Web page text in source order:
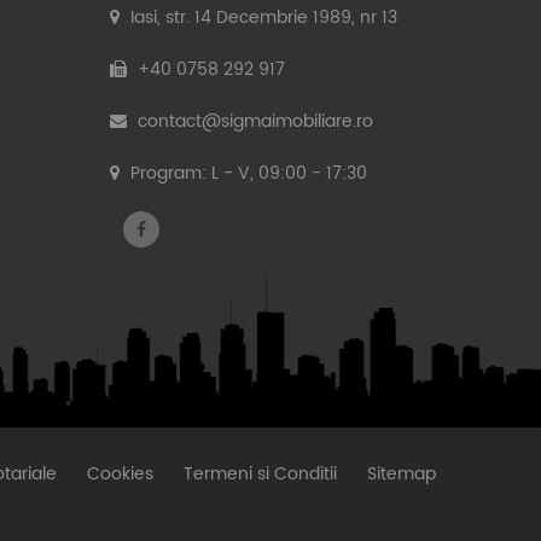
Iasi, str. 14 Decembrie 1989, nr 13
+40 0758 292 917
contact@sigmaimobiliare.ro
Program: L - V, 09:00 - 17:30
Cookies Termeni si Conditii Sitemap